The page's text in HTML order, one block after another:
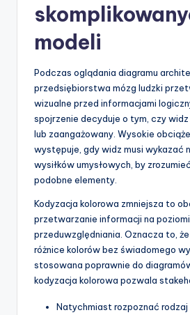
U
modeli
Podczas oglądania diagramu
przedsiębiorstwa mózg ludzki
wizualne przed informacjami
spojrzenie decyduje o tym, czy
lub zaangażowany. Wysokie
występuje, gdy widz musi wykazać
wysiłków umysłowych, by
podobne elementy.
Kodyzacja kolorowa zmniejsza to
przetwarzanie informacji na
przeduwzględniania. Oznacza to,
różnice kolorów bez świadomego
stosowana poprawnie do
kodyzacja kolorowa pozwala
Natychmiast rozpoznać rodzaj